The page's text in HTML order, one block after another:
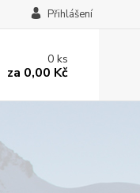
Přihlášení
0ks
za 0,00 Kč